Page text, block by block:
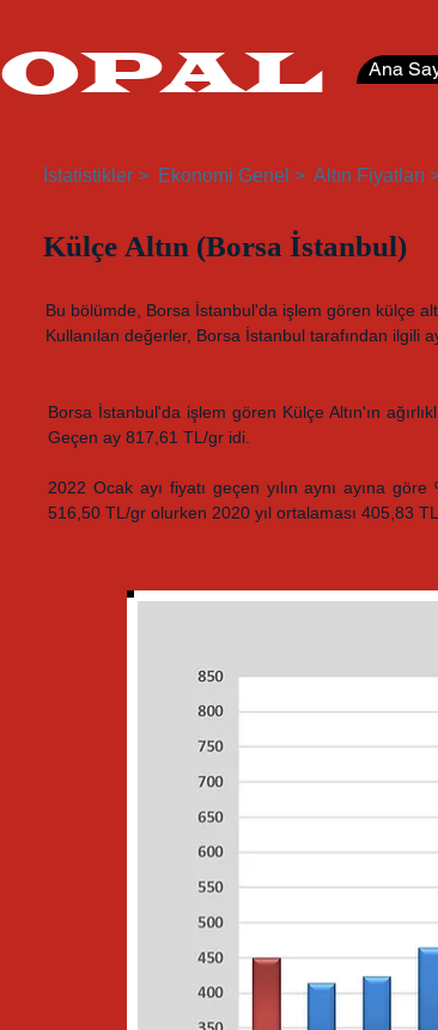
OPAL Ana
İstatistikler > Ekonomi Genel > Altın Fiyatları
Külçe Altın (Borsa İstanbul)
Bu bölümde, Borsa İstanbul'da işlem gören külçe
Kullanılan değerler, Borsa İstanbul tarafından ilgili
Borsa İstanbul'da işlem gören Külçe Altın'ın
Geçen ay 817,61 TL/gr idi.
2022 Ocak ayı fiyatı geçen yılın aynı ayına
516,50 TL/gr olurken 2020 yıl ortalaması 405,83